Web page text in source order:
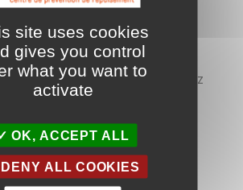
le concernant. Pour
droits, l’utilisateur est invité à
de l’entreprise
référez-vous à la page « Exercez
intellectuelle
site uses cookies
gives you control
what you want to
activate
OK, ACCEPT ALL
DENY ALL COOKIES